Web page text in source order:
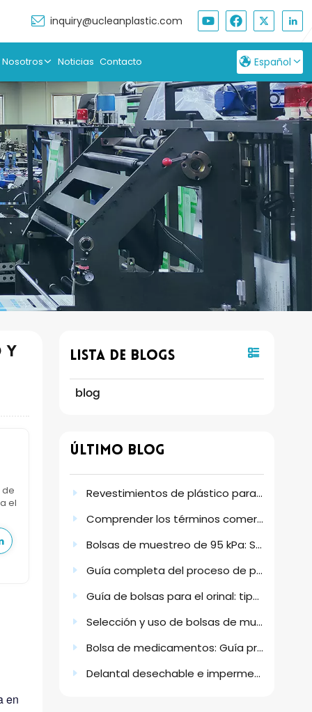
inquiry@ucleanplastic.com
Noticias Contacto Español
English
Français
Русский
Lista De Blogs
blog
Último Blog
Revestimientos de plástico para bidones: antiestáticos y de varios tamaños.
Comprender los términos comerciales, las opciones de envío y las condiciones de pago.
Bolsas de muestreo de 95 kPa: Solución fiable para la recogida y el transporte seguros de muestras.
Guía completa del proceso de pedido habitual de productos de PE desechables
Guía de bolsas para el orinal: tipos, uso y por qué suponen un cambio radical en la higiene.
Selección y uso de bolsas de muestreo estériles para obtener resultados de laboratorio fiables.
Bolsa de medicamentos: Guía práctica sobre escenarios de uso, tamaños y grosores.
Delantal desechable e impermeable de plástico PE: Su solución de protección práctica
y
de
el
en